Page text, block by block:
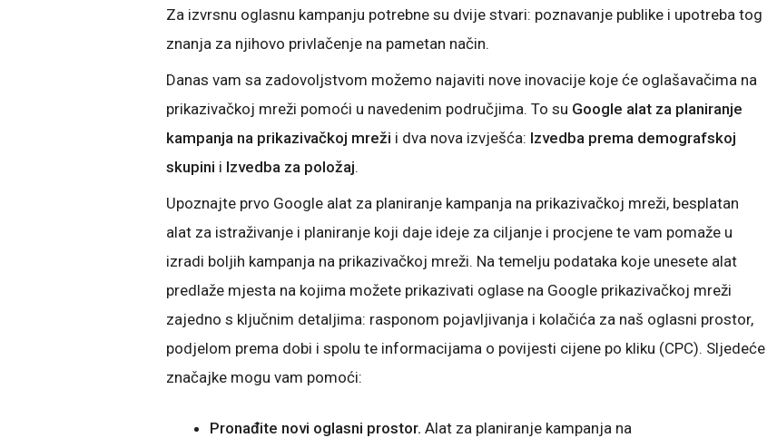
Za izvrsnu oglasnu kampanju potrebne su dvije stvari: poznavanje publike i upotreba tog
znanja za njihovo privlačenje na pametan način.
Danas vam sa zadovoljstvom možemo najaviti nove inovacije koje će oglašavačima na
prikazivačkoj mreži pomoći u navedenim područjima. To su Google alat za planiranje
kampanja na prikazivačkoj mreži i dva nova izvješća: Izvedba prema demografskoj
skupini i Izvedba za položaj.
Upoznajte prvo Google alat za planiranje kampanja na prikazivačkoj mreži, besplatan
alat za istraživanje i planiranje koji daje ideje za ciljanje i procjene te vam pomaže u
izradi boljih kampanja na prikazivačkoj mreži. Na temelju podataka koje unesete alat
predlaže mjesta na kojima možete prikazivati oglase na Google prikazivačkoj mreži
zajedno s ključnim detaljima: rasponom pojavljivanja i kolačića za naš oglasni prostor,
podjelom prema dobi i spolu te informacijama o povijesti cijene po kliku (CPC). Sljedeće
značajke mogu vam pomoći:
Pronađite novi oglasni prostor. Alat za planiranje kampanja na